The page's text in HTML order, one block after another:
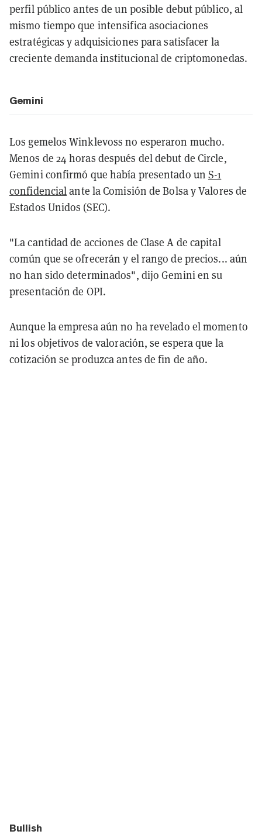
perfil público antes de un posible debut público, al
mismo tiempo que intensifica asociaciones
estratégicas y adquisiciones para satisfacer la
creciente demanda institucional de criptomonedas.
Gemini
Los gemelos Winklevoss no esperaron mucho.
Menos de 24 horas después del debut de Circle,
Gemini confirmó que había presentado unS-1
confidencialante la Comisión de Bolsa y Valores de
Estados Unidos (SEC).
"La cantidad de acciones de Clase A de capital
común que se ofrecerán y el rango de precios... aún
no han sido determinados", dijo Gemini en su
presentación de OPI.
Aunque la empresa aún no ha revelado el momento
ni los objetivos de valoración, se espera que la
cotización se produzca antes de fin de año.
Bullish